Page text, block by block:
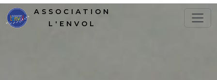
ASSOCIATION
L'ENVOL